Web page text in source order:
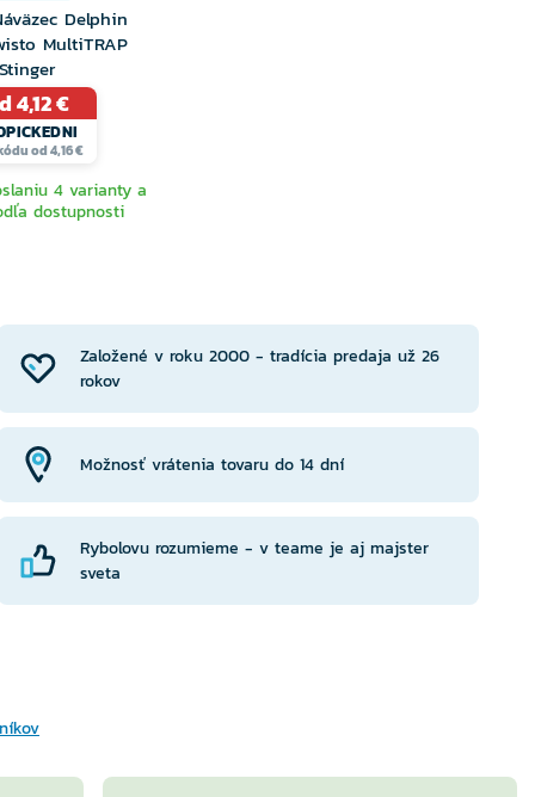
Delphin
MultiTRAP
Stinger
4,12 €
od 4,16 €
4 varianty a
dostupnosti
Založené v roku 2000 - tradícia predaja už 26
rokov
Možnosť vrátenia tovaru do 14 dní
Rybolovu rozumieme - v teame je aj majster
sveta